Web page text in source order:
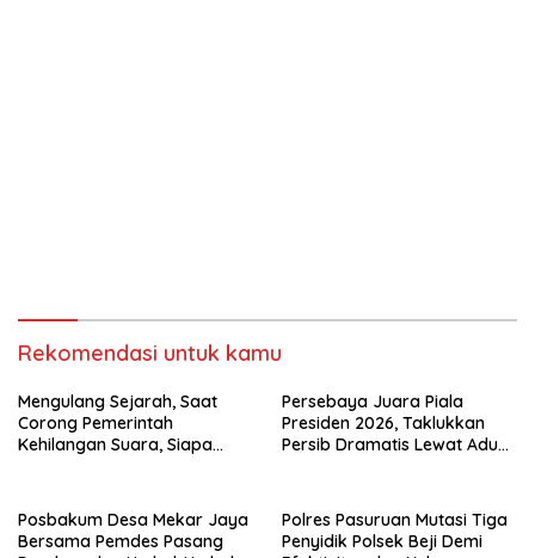
Rekomendasi untuk kamu
Mengulang Sejarah, Saat
Corong Pemerintah
Kehilangan Suara, Siapa
Persebaya Juara Piala
Presiden 2026, Taklukkan
Persib Dramatis Lewat Adu
Posbakum Desa Mekar Jaya
Bersama Pemdes Pasang
Polres Pasuruan Mutasi Tiga
Penyidik Polsek Beji Demi